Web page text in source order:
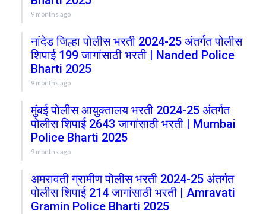
9 months ago
नांदेड जिल्हा पोलीस भरती 2024-25 अंतर्गत पोलीस
शिपाई 199 जागांसाठी भरती | Nanded Police
Bharti 2025
9 months ago
मुंबई पोलीस आयुक्तालय भरती 2024-25 अंतर्गत
पोलीस शिपाई 2643 जागांसाठी भरती | Mumbai
Police Bharti 2025
9 months ago
अमरावती ग्रामीण पोलीस भरती 2024-25 अंतर्गत
पोलीस शिपाई 214 जागांसाठी भरती | Amravati
Gramin Police Bharti 2025